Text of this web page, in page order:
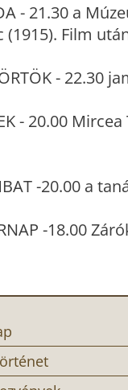
- 21.30 a
(1915). Film
- 22.30
- 20.00
-20.00 a
-18.00